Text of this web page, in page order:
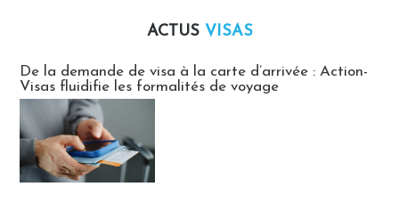
ACTUS VISAS
De la demande de visa à la carte d’arrivée : Action-
Visas fluidifie les formalités de voyage